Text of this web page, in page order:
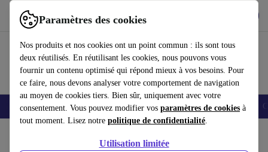
Paramètres des cookies
Nos produits et nos cookies ont un point commun : ils sont tous
deux réutilisés. En réutilisant les cookies, nous pouvons vous
fournir un contenu optimisé qui répond mieux à vos besoins. Pour
ce faire, nous devons analyser votre comportement de navigation
au moyen de cookies tiers. Bien sûr, uniquement avec votre
consentement. Vous pouvez modifier vos paramètres de cookies à
tout moment. Lisez notre politique de confidentialité.
Utilisation limitée
Utilisez refurbed rapidement et facilement
Smartphones Laptops Tablettes Montres connectées Accessoires